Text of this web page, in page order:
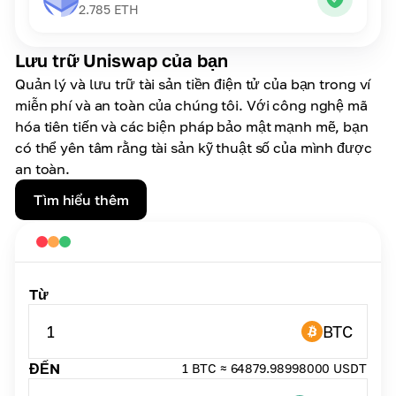
Lưu trữ Uniswap của bạn
Quản lý và lưu trữ tài sản tiền điện tử của bạn trong ví
miễn phí và an toàn của chúng tôi. Với công nghệ mã
hóa tiên tiến và các biện pháp bảo mật mạnh mẽ, bạn
có thể yên tâm rằng tài sản kỹ thuật số của mình được
an toàn.
Tìm hiểu thêm
2.785 ETH
Từ
1 BTC
ĐẾN 1 BTC ≈ 64879.98998000 USDT